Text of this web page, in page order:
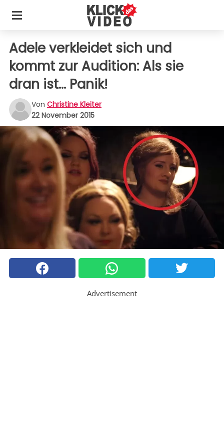
Adele verkleidet sich und
kommt zur Audition: Als sie
dran ist... Panik!
Von Christine Kleiter
22 November 2015
Advertisement